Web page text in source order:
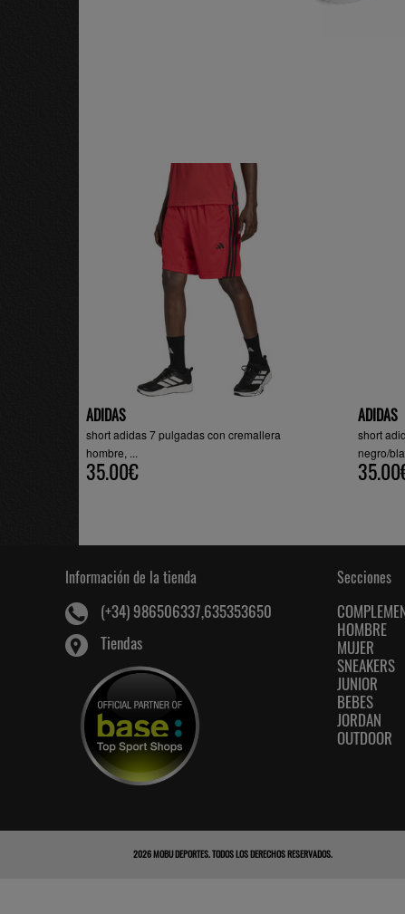
ADIDAS
short adidas 7 pulgadas con cremallera
hombre, ...
35.00€
ADIDAS
short
negro/
Información de la tienda
(+34) 986506337,635353650
Tiendas
Secciones
HOMBRE
MUJER
SNEAKERS
JUNIOR
BEBES
JORDAN
OUTDOOR
2026MOBU DEPORTES. TODOS LOS DERECHOS RESERVADOS.